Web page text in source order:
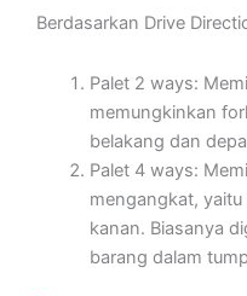
Berdasarkan Drive
Palet 2 ways:
memungkinkan
belakang dan
Palet 4 ways:
mengangkat,
kanan. Biasanya
barang dalam